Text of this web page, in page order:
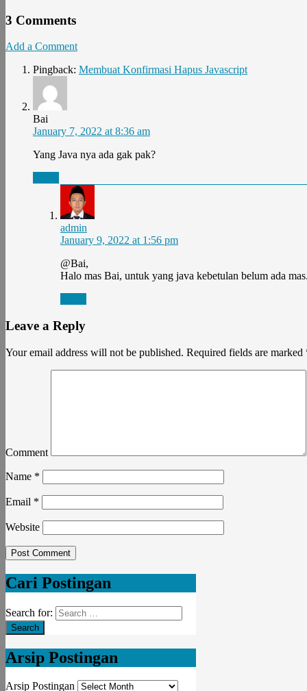
3 Comments
Add a Comment
Pingback: Membuat Konfirmasi Hapus Javascript
Bai
January 7, 2022 at 8:36 am
Yang Java nya ada gak pak?
admin
January 9, 2022 at 1:56 pm
@Bai,
Halo mas Bai, untuk yang java kebetulan belum ada
Leave a Reply
Your email address will not be published. Required fields are marked
Comment
Name *
Email *
Website
Cari Postingan
Search for:
Arsip Postingan
Arsip Postingan